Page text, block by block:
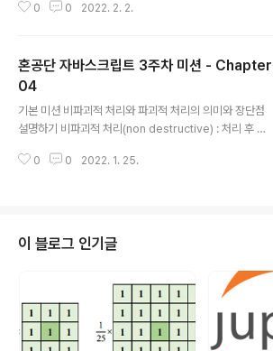
합니다. 이런 해를 윤년(leap year)이라고 부르고 다음과
하지만 400으로 나누어 떨어지는 해는 윤년이다. 윤년인
지 확인하는 함수 출력 결과 2022년은 윤년이 아니다. 선
택미션 p.240 확인 문제 1번 풀고, 풀이 과정 설명하기 filt
er 함수의 콜백 함수 부분을 채워서 (1) 홀수만 추출, (2) 1
00 이하의 수만 추출, (3) 5로 나눈 나머지가 0인 수만 추
출해주세요. 그리고 코드의 실행 결과를 적어보..
0 0 2022. 2. 2.
혼공단 자바스크립트 3주차 미션 - Chapter
04
기본 미션 비파괴적 처리와 파괴적 처리의 의미와 장단점
설명하기 비파괴적 처리(non destructive) : 처리 후 원
: 처리 후에 원본 내용이 변경되는 처리 원본의 상태 변화에
리는 메모리를 절약할 수는 있지만 원본이 변경되기 때문
에 위험할 수 있습니다. 따라서 메모리가 여유로운 현대의
프로그래밍 언어와 라이브러리는 자료 보호를 위해 대부분
`비파괴적 처리`를 합니다. 현재 사용되고 있는 대부분의
프로그래밍 언어는 메모리가 부족했던 과거부터 메모리가
여유로운 현재까..
0 0 2022. 1. 25.
이 블로그 인기글